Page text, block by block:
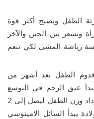
الطفل ويصبح أكثر قوة
وتشعر بين الحين والآخر
رياضة المشي لكي تنعم
الطفل بعد أشهر من
عنق الرحم في التوسع
بمقدار يصل إلى 10 سنتيمترا، وازداد وزن الطفل ليصل إلى 2
يبدأ السائل الامينوسي